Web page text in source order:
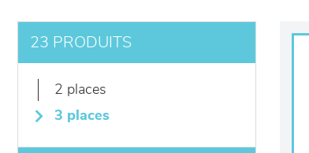
23 PRODUITS
2 places
3 places